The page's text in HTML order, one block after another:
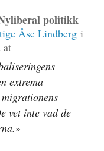
politikk
Åse Lindberg i
at
extrema
vet inte vad de
»